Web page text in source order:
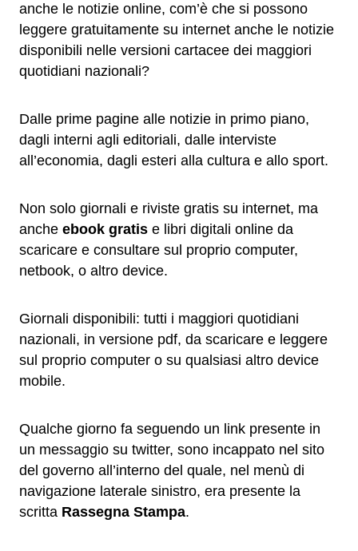
anche le notizie online, com’è che si possono
leggere gratuitamente su internet anche le notizie
disponibili nelle versioni cartacee dei maggiori
quotidiani nazionali?
Dalle prime pagine alle notizie in primo piano,
dagli interni agli editoriali, dalle interviste
all’economia, dagli esteri alla cultura e allo sport.
Non solo giornali e riviste gratis su internet, ma
anche ebook gratis e libri digitali online da
scaricare e consultare sul proprio computer,
netbook, o altro device.
Giornali disponibili: tutti i maggiori quotidiani
nazionali, in versione pdf, da scaricare e leggere
sul proprio computer o su qualsiasi altro device
mobile.
Qualche giorno fa seguendo un link presente in
un messaggio su twitter, sono incappato nel sito
del governo all’interno del quale, nel menù di
navigazione laterale sinistro, era presente la
scritta Rassegna Stampa.